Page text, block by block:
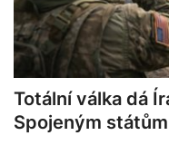
Totální válka dá
Spojeným státům